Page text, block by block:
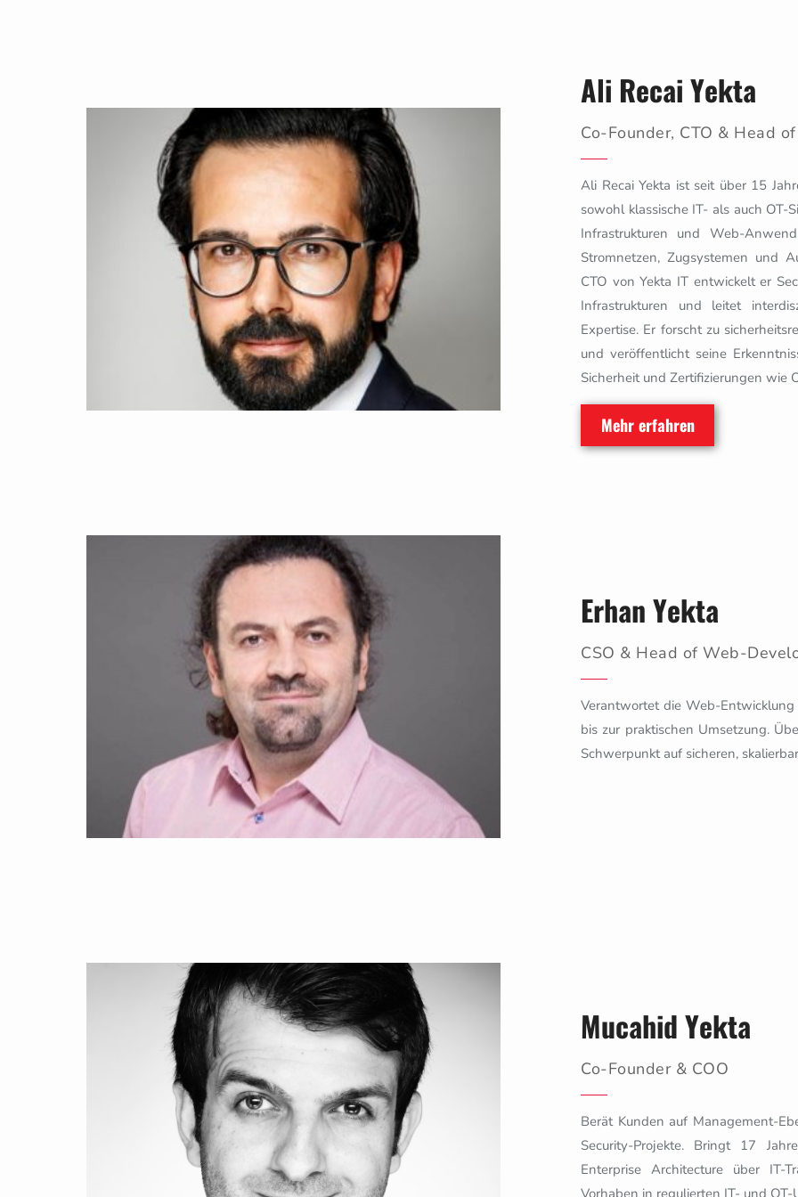
Ali Recai Yekta
Co-Founder, CTO & Head
Ali Recai Yekta ist seit über 15
sowohl klassische IT- als auch OT-
Infrastrukturen und Web-
Stromnetzen, Zugsystemen und
CTO von Yekta IT entwickelt er
Infrastrukturen und leitet
Expertise. Er forscht zu
und veröffentlicht seine
Sicherheit und Zertifizierungen wie
Mehr erfahren
Erhan Yekta
CSO & Head of Web-
Verantwortet die Web-
bis zur praktischen Umsetzung.
Schwerpunkt auf sicheren,
Mucahid Yekta
Co-Founder & COO
Berät Kunden auf Management-
Security-Projekte. Bringt 17
Enterprise Architecture über IT-
Vorhaben in regulierten IT- und